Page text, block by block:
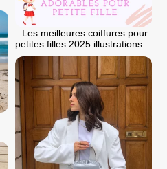
Les meilleures coiffures pour
petites filles 2025 illustrations